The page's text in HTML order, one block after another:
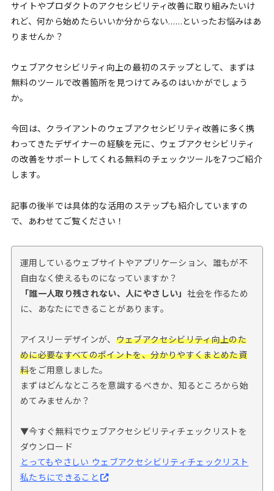
サイトやプロダクトのアクセシビリティ改善に取り組みたいけ
れど、何から始めたらいいか分からない……といったお悩みはあ
りませんか？
ウェブアクセシビリティ向上の最初のステップとして、まずは
無料のツールで改善箇所を見つけてみるのはいかがでしょう
か。
今回は、クライアントのウェブアクセシビリティ改善に多く携
わってきたデザイナーの経験を元に、ウェブアクセシビリティ
の改善をサポートしてくれる無料のチェックツールを7つご紹介
します。
記事の後半では具体的な活用のステップも紹介していますの
で、あわせてご覧ください！
運用しているウェブサイトやアプリケーション、誰もが不
自由なく使えるものになっていますか？
「誰一人取り残されない、人にやさしい」 社会を作るため
に、あなたにできることがあります。
アイスリーデザインが、 ウェブアクセシビリティ向上のた
めに必要なすべてのポイントを、分かりやすくまとめた資
料をご用意しました。
まずはどんなところを意識するべきか、知るところから始
めてみませんか？
▼今すぐ無料でウェブアクセシビリティチェックリストを
ダウンロード
とってもやさしい ウェブアクセシビリティチェックリスト
私たちにできること